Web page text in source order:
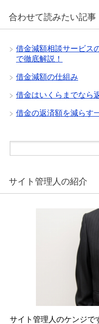
合わせて読みたい記事
借金減額相談サービス
で徹底解説！
借金減額の仕組み
借金はいくらまでなら
借金の返済額を減らす
サイト管理人の紹介
サイト管理人のケンジで